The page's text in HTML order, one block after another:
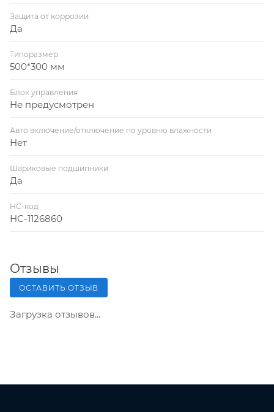
Защита от коррозии
Да
Типоразмер
500*300 мм
Блок управления
Не предусмотрен
Авто включение/отключение по уровню влажности
Нет
Шариковые подшипники
Да
НС-код
НС-1126860
Отзывы
ОСТАВИТЬ ОТЗЫВ
Загрузка отзывов...